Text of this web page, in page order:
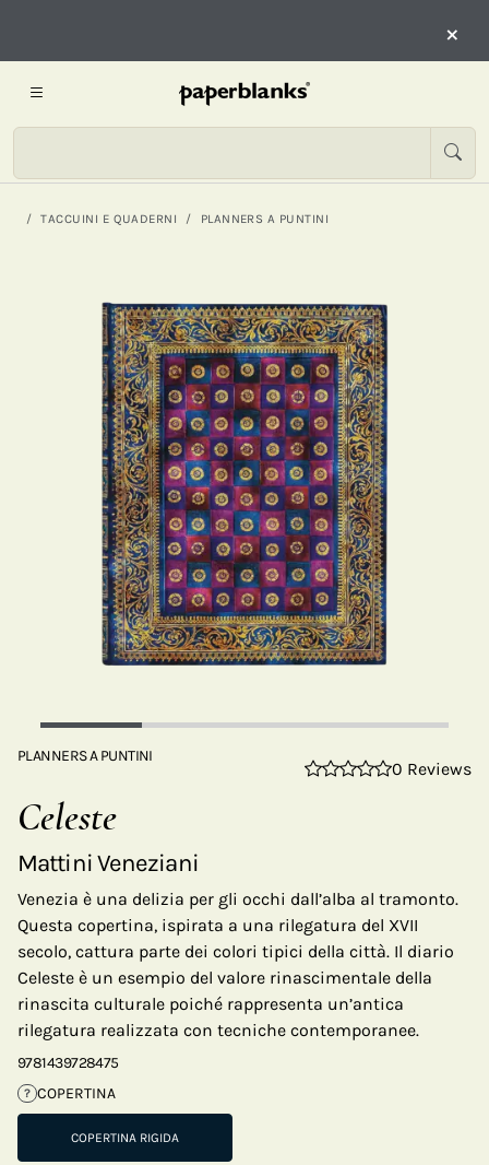
×
TACCUINI E QUADERNI PLANNERS A PUNTINI
PLANNERS A PUNTINI
0 Reviews
Celeste
Mattini Veneziani
Venezia è una delizia per gli occhi dall’alba al tramonto.
Questa copertina, ispirata a una rilegatura del XVII
secolo, cattura parte dei colori tipici della città. Il diario
Celeste è un esempio del valore rinascimentale della
rinascita culturale poiché rappresenta un’antica
rilegatura realizzata con tecniche contemporanee.
9781439728475
? COPERTINA
COPERTINA RIGIDA